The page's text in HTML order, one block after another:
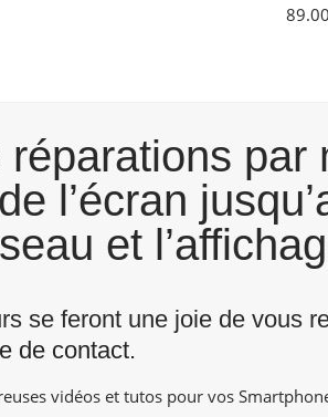
par
l’écran
et
se feront une joie de vous
de contact.
vidéos et tutos pour vos